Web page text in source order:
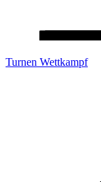
Turnen Wettkampf